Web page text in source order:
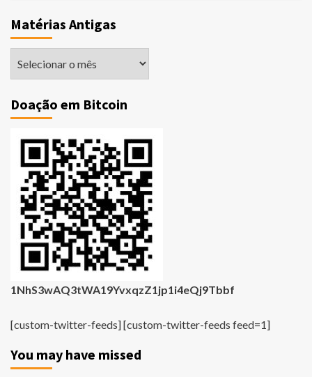
Matérias Antigas
Doação em Bitcoin
1NhS3wAQ3tWA19YvxqzZ1jp1i4eQj9Tbbf
[custom-twitter-feeds] [custom-twitter-feeds feed=1]
You may have missed